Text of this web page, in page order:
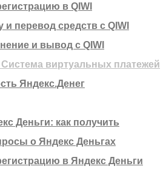
в QIWI
и перевод средств c QIWI
и вывод с QIWI
виртуальных платежей
Яндекс.Денег
Деньги: как получить
о Яндекс Деньгах
в Яндекс Деньги